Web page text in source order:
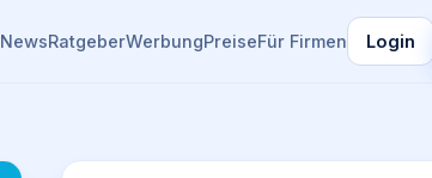
NewsRatgeberWerbungPreiseFür Firmen Login